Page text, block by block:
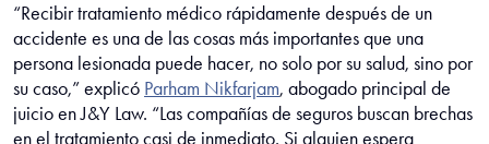
“Recibir tratamiento médico rápidamente después de un
accidente es una de las cosas más importantes que una
persona lesionada puede hacer, no solo por su salud, sino por
su caso,” explicó Parham Nikfarjam, abogado principal de
juicio en J&Y Law. “Las compañías de seguros buscan brechas
en el tratamiento casi de inmediato. Si alguien espera